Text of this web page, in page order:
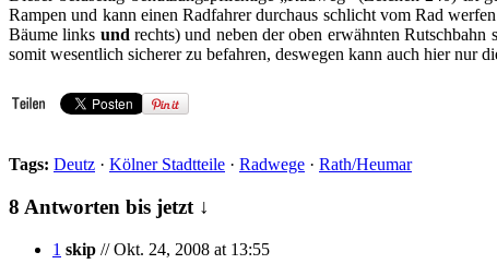
Rampen und kann einen Radfahrer durchaus schlicht vom Rad
Bäume links undrechts) und neben der oben erwähnten
somit wesentlich sicherer zu befahren, deswegen kann auch hier nur
Tags: Deutz · Kölner Stadtteile · Radwege · Rath/Heumar
8 Antworten bis jetzt ↓
1 skip // Okt. 24, 2008 at 13:55